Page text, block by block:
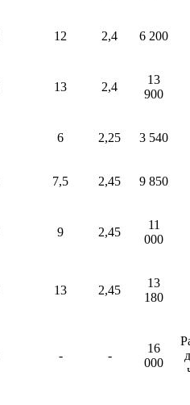
12 2,4 6 200
13 2,4
13
900
6 2,25 3 540
7,5 2,45 9 850
9 2,45
11
000
13 2,45
13
180
- -
16
000